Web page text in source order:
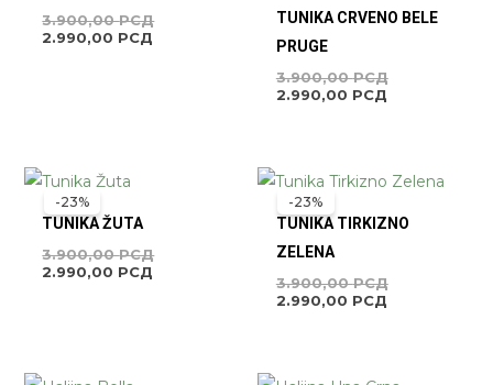
3.900,00РСД
2.990,00 РСД
TUNIKA CRVENO BELE
PRUGE
3.900,00РСД
3.900,00
2.990,00 РСД
-23%
TUNIKA ŽUTA
3.900,00РСД
2.990,00 РСД
-23%
TUNIKA TIRKIZNO
ZELENA
3.900,00РСД
ORIGINALNA
CENA
BILA:
2.990,00 РСД
TRENUTNA
CENA
2.990,00